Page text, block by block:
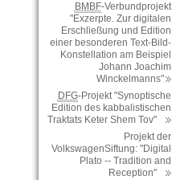
BMBF-Verbundprojekt
"Exzerpte. Zur digitalen
Erschließung und Edition
einer besonderen Text-Bild-
Konstellation am Beispiel
Johann Joachim
Winckelmanns"
DFG-Projekt "Synoptische
Edition des kabbalistischen
Traktats Keter Shem Tov"
Projekt der
VolkswagenSiftung: "Digital
Plato -- Tradition and
Reception"